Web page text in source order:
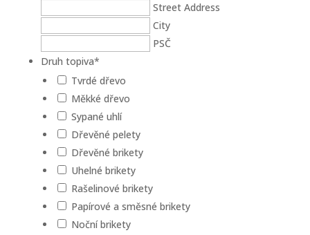
Street Address
City
PSČ
Druh topiva*
Tvrdé dřevo
Měkké dřevo
Sypané uhlí
Dřevěné pelety
Dřevěné brikety
Uhelné brikety
Rašelinové brikety
Papírové a směsné brikety
Noční brikety